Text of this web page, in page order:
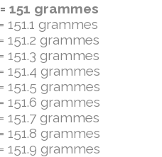
151 grammes
151.1 grammes
151.2 grammes
151.3 grammes
151.4 grammes
151.5 grammes
151.6 grammes
151.7 grammes
151.8 grammes
151.9 grammes